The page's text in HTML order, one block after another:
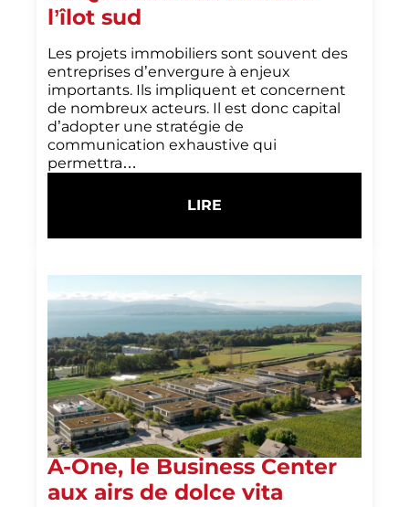
l’îlot sud
Les projets immobiliers sont souvent des
entreprises d’envergure à enjeux
importants. Ils impliquent et concernent
de nombreux acteurs. Il est donc capital
d’adopter une stratégie de
communication exhaustive qui
permettra…
LIRE
:
X
SUD
A-One, le Business Center
aux airs de dolce vita